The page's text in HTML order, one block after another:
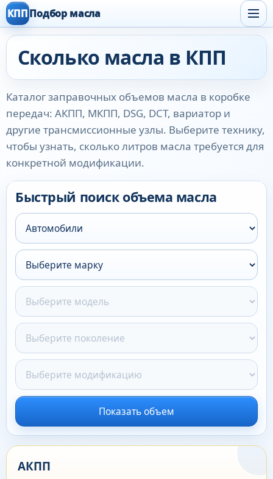
КПППодбор масла
Сколько масла в КПП
Каталог заправочных объемов масла в коробке
передач: АКПП, МКПП, DSG, DCT, вариатор и
другие трансмиссионные узлы. Выберите технику,
чтобы узнать, сколько литров масла требуется для
конкретной модификации.
Быстрый поиск объема масла
Показать объем
АКПП